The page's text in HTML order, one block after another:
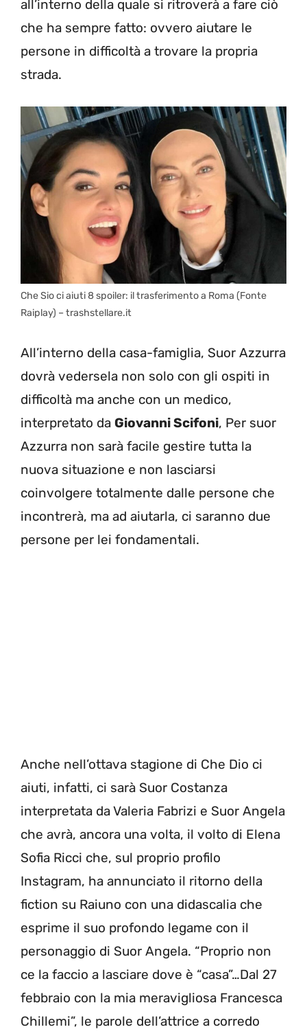
all’interno della quale si ritroverà a fare ciò
che ha sempre fatto: ovvero aiutare le
persone in difficoltà a trovare la propria
strada.
Che Sio ci aiuti 8 spoiler: il trasferimento a Roma (Fonte
Raiplay) – trashstellare.it
All’interno della casa-famiglia, Suor Azzurra
dovrà vedersela non solo con gli ospiti in
difficoltà ma anche con un medico,
interpretato da Giovanni Scifoni, Per suor
Azzurra non sarà facile gestire tutta la
nuova situazione e non lasciarsi
coinvolgere totalmente dalle persone che
incontrerà, ma ad aiutarla, ci saranno due
persone per lei fondamentali.
Anche nell’ottava stagione di Che Dio ci
aiuti, infatti, ci sarà Suor Costanza
interpretata da Valeria Fabrizi e Suor Angela
che avrà, ancora una volta, il volto di Elena
Sofia Ricci che, sul proprio profilo
Instagram, ha annunciato il ritorno della
fiction su Raiuno con una didascalia che
esprime il suo profondo legame con il
personaggio di Suor Angela. “Proprio non
ce la faccio a lasciare dove è “casa”…Dal 27
febbraio con la mia meravigliosa Francesca
Chillemi”, le parole dell’attrice a corredo